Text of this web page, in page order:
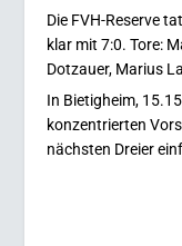
Die FVH-Reserve
klar mit 7:0.Tore:
Dotzauer, Marius
In Bietigheim,
konzentrierten
nächsten Dreier